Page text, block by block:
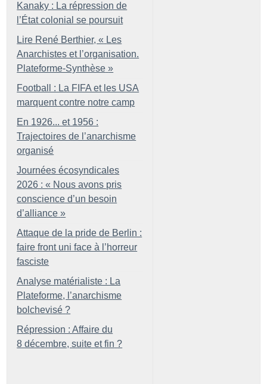
Kanaky : La répression de
l’État colonial se poursuit
Lire René Berthier, « Les
Anarchistes et l’organisation.
Plateforme-Synthèse »
Football : La FIFA et les USA
marquent contre notre camp
En 1926... et 1956 :
Trajectoires de l’anarchisme
organisé
Journées écosyndicales
2026 : « Nous avons pris
conscience d’un besoin
d’alliance »
Attaque de la pride de Berlin :
faire front uni face à l’horreur
fasciste
Analyse matérialiste : La
Plateforme, l’anarchisme
bolchevisé ?
Répression : Affaire du
8 décembre, suite et fin ?